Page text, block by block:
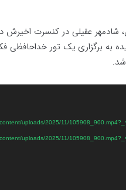
به برگزاری یک تور